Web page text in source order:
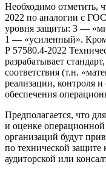
Необходимо отметить,
2022 по аналогии с
уровня защиты: 3 —
1 — «усиленный».
Р 57580.4-2022
разрабатывает
соответствия (т.н.
реализации, контроля
обеспечения
Предполагается, что
и оценке
организаций будут
по технической
аудиторской или